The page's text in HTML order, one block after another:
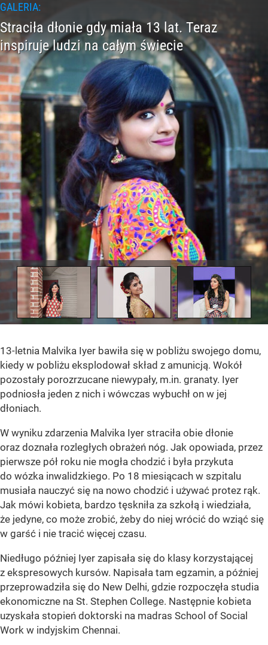
13-letnia Malvika Iyer bawiła się w pobliżu swojego domu,
kiedy w pobliżu eksplodował skład z amunicją. Wokół
pozostały porozrzucane niewypały, m.in. granaty. Iyer
podniosła jeden z nich i wówczas wybuchł on w jej
dłoniach.
W wyniku zdarzenia Malvika Iyer straciła obie dłonie
oraz doznała rozległych obrażeń nóg. Jak opowiada, przez
pierwsze pół roku nie mogła chodzić i była przykuta
do wózka inwalidzkiego. Po 18 miesiącach w szpitalu
musiała nauczyć się na nowo chodzić i używać protez rąk.
Jak mówi kobieta, bardzo tęskniła za szkołą i wiedziała,
że jedyne, co może zrobić, żeby do niej wrócić do wziąć się
w garść i nie tracić więcej czasu.
Niedługo później Iyer zapisała się do klasy korzystającej
z ekspresowych kursów. Napisała tam egzamin, a później
przeprowadziła się do New Delhi, gdzie rozpoczęła studia
ekonomiczne na St. Stephen College. Następnie kobieta
uzyskała stopień doktorski na madras School of Social
Work w indyjskim Chennai.